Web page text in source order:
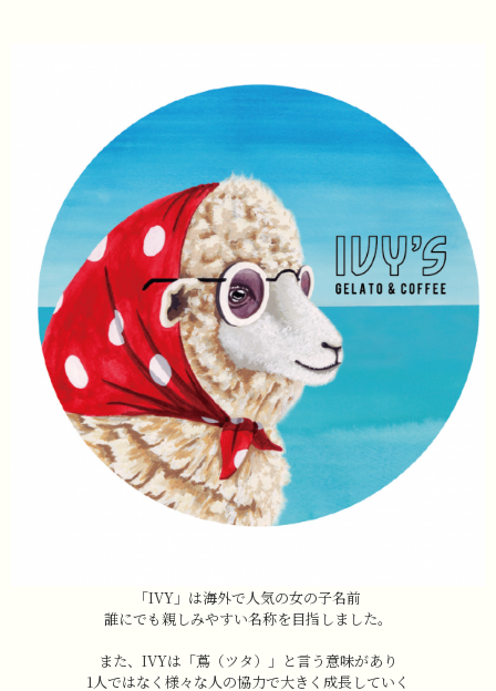
「IVY」は海外で人気の女の子名前
誰にでも親しみやすい名称を目指しました。
また、IVYは「蔦（ツタ）」と言う意味があり
1人ではなく様々な人の協力で大きく成長していく